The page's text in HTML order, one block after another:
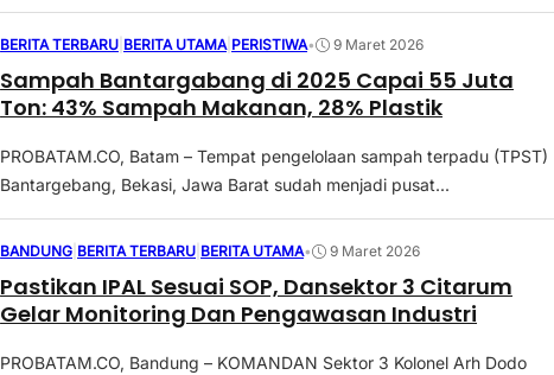
BERITA TERBARU BERITA UTAMA PERISTIWA• 9 Maret 2026
Sampah Bantargabang di 2025 Capai 55 Juta
Ton: 43% Sampah Makanan, 28% Plastik
PROBATAM.CO, Batam – Tempat pengelolaan sampah terpadu (TPST)
Bantargebang, Bekasi, Jawa Barat sudah menjadi pusat...
BANDUNG BERITA TERBARU BERITA UTAMA• 9 Maret 2026
Pastikan IPAL Sesuai SOP, Dansektor 3 Citarum
Gelar Monitoring Dan Pengawasan Industri
PROBATAM.CO, Bandung – KOMANDAN Sektor 3 Kolonel Arh Dodo